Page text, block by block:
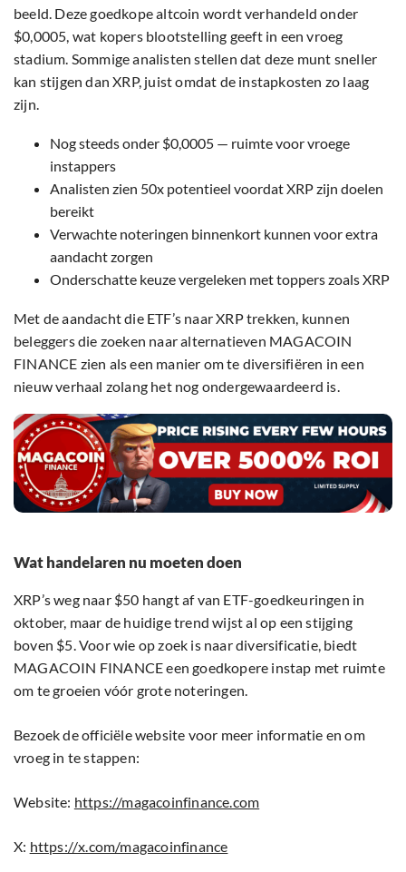
beeld. Deze goedkope altcoin wordt verhandeld onder
$0,0005, wat kopers blootstelling geeft in een vroeg
stadium. Sommige analisten stellen dat deze munt sneller
kan stijgen dan XRP, juist omdat de instapkosten zo laag
zijn.
Nog steeds onder $0,0005 — ruimte voor vroege
instappers
Analisten zien 50x potentieel voordat XRP zijn doelen
bereikt
Verwachte noteringen binnenkort kunnen voor extra
aandacht zorgen
Onderschatte keuze vergeleken met toppers zoals XRP
Met de aandacht die ETF’s naar XRP trekken, kunnen
beleggers die zoeken naar alternatieven MAGACOIN
FINANCE zien als een manier om te diversifiëren in een
nieuw verhaal zolang het nog ondergewaardeerd is.
Wat handelaren nu moeten doen
XRP’s weg naar $50 hangt af van ETF-goedkeuringen in
oktober, maar de huidige trend wijst al op een stijging
boven $5. Voor wie op zoek is naar diversificatie, biedt
MAGACOIN FINANCE een goedkopere instap met ruimte
om te groeien vóór grote noteringen.
Bezoek de officiële website voor meer informatie en om
vroeg in te stappen:
Website: https://magacoinfinance.com
X: https://x.com/magacoinfinance